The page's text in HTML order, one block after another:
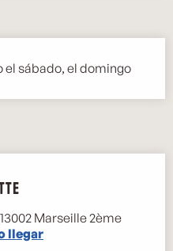
el sábado, el domingo
Marseille 2ème
llegar